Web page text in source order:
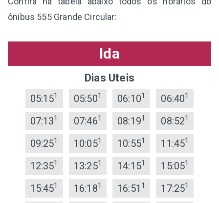
ônibus 555 Grande Circular:
Ida
Dias Uteis
05:151 05:501 06:101 06:401
07:131 07:461 08:191 08:521
09:251 10:051 10:551 11:451
12:351 13:251 14:151 15:051
15:451 16:181 16:51 1 17:251